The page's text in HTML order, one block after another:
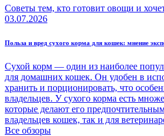
Советы тем, кто готовит овощи и
03.07.2026
Польза и вред сухого корма для кошек: мнение
Сухой корм — один из наиболее
для домашних кошек. Он удобен в
хранить и порционировать, что
владельцев. У сухого корма есть
которые делают его
владельцев кошек, так и для
Все обзоры